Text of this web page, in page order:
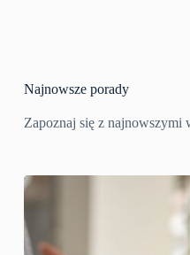
Najnowsze porady
Zapoznaj się z najnowszymi